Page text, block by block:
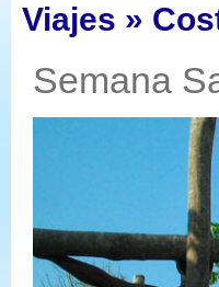
Viajes »
Semana